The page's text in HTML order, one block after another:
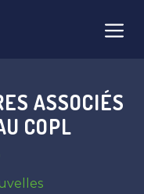
ASSOCIÉS
COPL